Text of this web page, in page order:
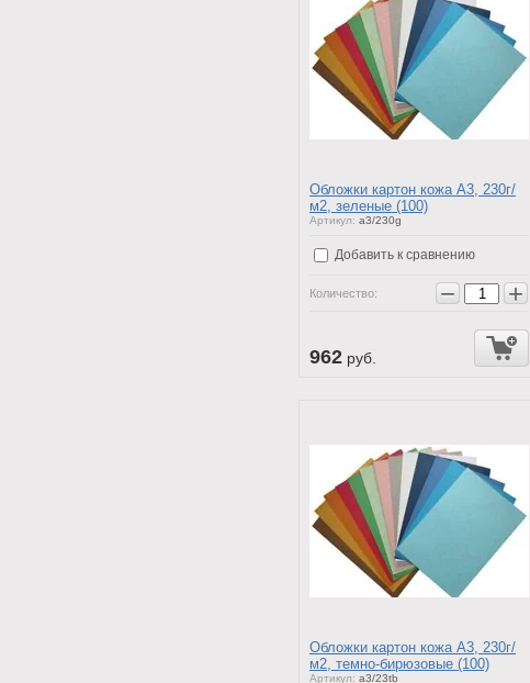
Обложки картон кожа А3, 230г/
м2, зеленые (100)
Артикул: a3/230g
Добавить к сравнению
Количество: − +
962 руб.
Обложки картон кожа А3, 230г/
м2, темно-бирюзовые (100)
Артикул: a3/23tb